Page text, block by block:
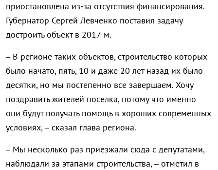
приостановлена из-за отсутствия финансирования.
Губернатор Сергей Левченко поставил задачу
достроить объект в 2017-м.
– В регионе таких объектов, строительство которых
было начато, пять, 10 и даже 20 лет назад их было
десятки, но мы постепенно все завершаем. Хочу
поздравить жителей поселка, потому что именно
они будут получать помощь в хороших современных
условиях, – сказал глава региона.
– Мы несколько раз приезжали сюда с депутатами,
наблюдали за этапами строительства, – отметил в